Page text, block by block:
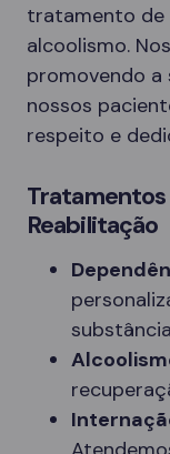
tratamento de
alcoolismo.
promovendo a
nossos
respeito e
Reabilitação